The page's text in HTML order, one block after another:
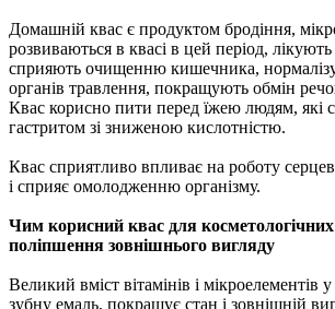
Домашній квас є продуктом бродіння,
розвиваються в квасі в цей період, лікують
сприяють очищенню кишечника,
органів травлення, покращують обмін
Квас корисно пити перед їжею людям, які
гастритом зі зниженою кислотністю.
Квас сприятливо впливає на роботу
і сприяє омолодженню організму.
Чим корисний квас для косметологічних
поліпшення зовнішнього вигляду
Великий вміст вітамінів і мікроелементів
зубну емаль, покращує стан і зовнішній